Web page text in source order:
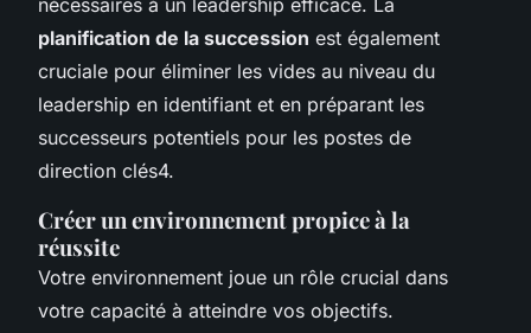
planification de la succession est également
cruciale pour éliminer les vides au niveau du
leadership en identifiant et en préparant les
successeurs potentiels pour les postes de
direction clés4.
Créer un environnement propice à la
réussite
Votre environnement joue un rôle crucial dans
votre capacité à atteindre vos objectifs.